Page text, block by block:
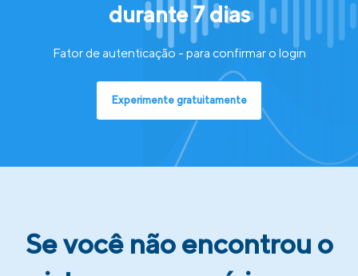
durante 7 dias
Fator de autenticação - para confirmar o login
Experimente gratuitamente
Se você não encontrou o